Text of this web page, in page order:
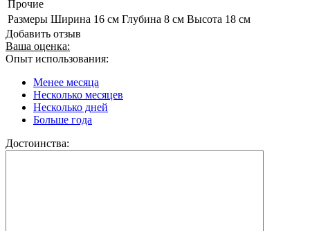
Прочие
Размеры Ширина 16 см Глубина 8 см Высота 18 см
Добавить отзыв
Ваша оценка:
Опыт использования:
Менее месяца
Несколько месяцев
Несколько дней
Больше года
Достоинства: